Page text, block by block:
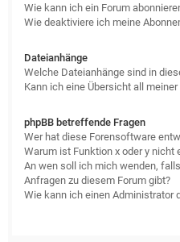
Wie kann ich ein Forum
Wie deaktiviere ich meine
Dateianhänge
Welche Dateianhänge sind in
Kann ich eine Übersicht all
phpBB betreffende Fragen
Wer hat diese Forensoftware
Warum ist Funktion x oder y nicht
An wen soll ich mich wenden,
Anfragen zu diesem Forum gibt?
Wie kann ich einen Administrator